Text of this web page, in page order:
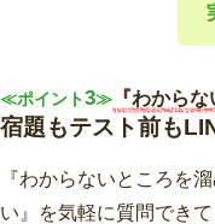
≪ポイント3≫ 『わから
宿題もテスト前も
『わからないところを
い』を気軽に質問でき